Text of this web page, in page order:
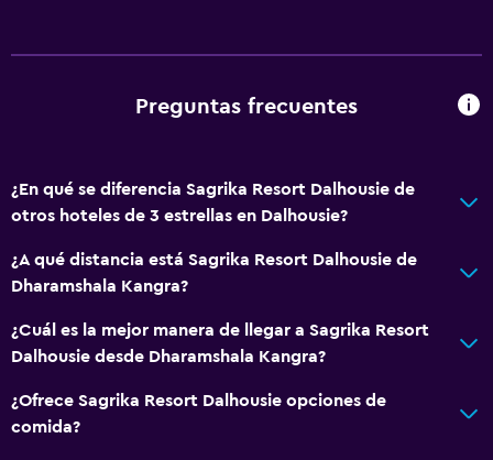
Toallas/ropa de cama (cargo adicional)
Accesibilidad y adecuación
Fregadero bajo
Habitaciones para no fumadores disponibles
Ascensor
Preguntas frecuentes
¿En qué se diferencia Sagrika Resort Dalhousie de
otros hoteles de 3 estrellas en Dalhousie?
¿A qué distancia está Sagrika Resort Dalhousie de
Dharamshala Kangra?
¿Cuál es la mejor manera de llegar a Sagrika Resort
Dalhousie desde Dharamshala Kangra?
¿Ofrece Sagrika Resort Dalhousie opciones de
comida?